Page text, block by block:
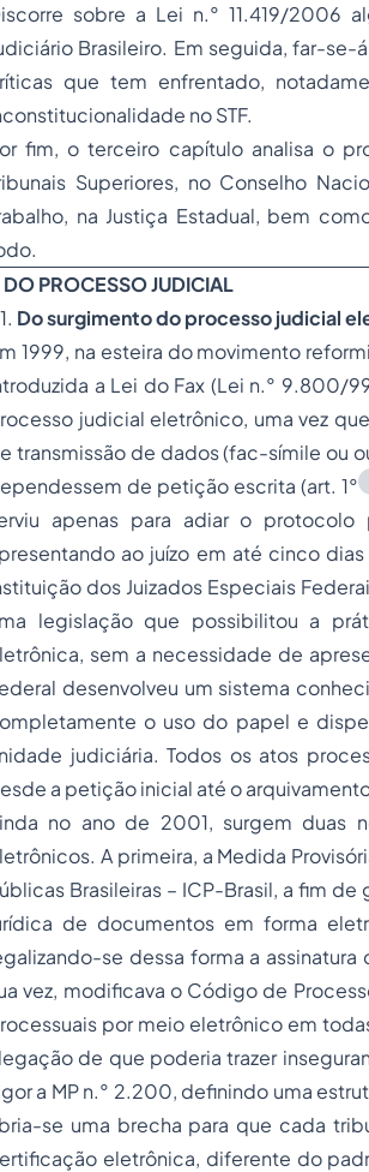
sobre a Lei n.° 11.419/2006
Brasileiro. Em seguida, far-se-
que tem enfrentado,
no STF.
fim, o terceiro capítulo analisa o
Superiores, no Conselho
na Justiça Estadual, bem
DO PROCESSO JUDICIAL
Do surgimento do processo judicial
1999, na esteira do movimento
a Lei do Fax (Lei n.° 9.800/
judicial eletrônico, uma vez
transmissão de dados (fac-símile ou
de petição escrita (art. 1°
apenas para adiar o
ao juízo em até cinco
dos Juizados Especiais
legislação que possibilitou a
sem a necessidade de
desenvolveu um sistema
o uso do papel e
judiciária. Todos os atos
a petição inicial até o
no ano de 2001, surgem duas
A primeira, a Medida
Brasileiras – ICP-Brasil, a fim
de documentos em forma
se dessa forma a
vez, modificava o Código de
por meio eletrônico em
de que poderia trazer
a MP n.° 2.200, definindo uma
se uma brecha para que cada
eletrônica, diferente do